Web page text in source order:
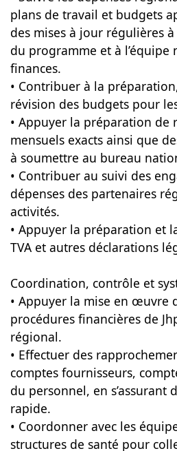
plans de travail et budgets
des mises à jour régulières
du programme et à l’équipe
finances.
• Contribuer à la
révision des budgets pour
• Appuyer la préparation de
mensuels exacts ainsi que
à soumettre au bureau
• Contribuer au suivi des
dépenses des partenaires
activités.
• Appuyer la préparation et
TVA et autres déclarations
Coordination, contrôle et
• Appuyer la mise en œuvre
procédures financières de
régional.
• Effectuer des
comptes fournisseurs,
du personnel, en
rapide.
• Coordonner avec les
structures de santé pour